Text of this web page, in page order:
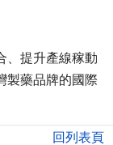
、提升產線稼動
製藥品牌的國際
回列表頁